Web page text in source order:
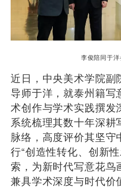
李俊陪同于
近日，中央美术学院副
导师于洋，就泰州籍写
术创作与学术实践撰发
系统梳理其数十年深耕
脉络，高度评价其坚守
行“创造性转化、创新
索，为新时代写意花鸟
兼具学术深度与时代价